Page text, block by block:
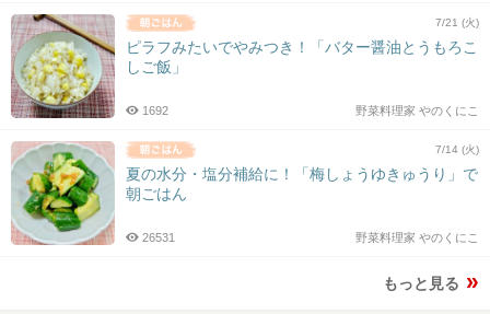
7/21 (火)
ピラフみたいでやみつき！「バター醤油とうもろこ
しご飯」
野菜料理家 やのくにこ
1692
7/14 (火)
夏の水分・塩分補給に！「梅しょうゆきゅうり」で
朝ごはん
野菜料理家 やのくにこ
26531
もっと見る